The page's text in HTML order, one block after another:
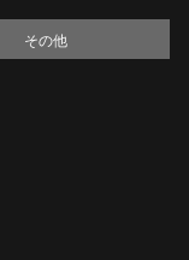
その他